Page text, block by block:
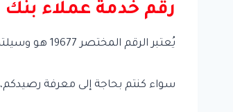
رقم خدمة عملاء
يُعتبر الرقم المختصر 19677 هو وسيلتكم الأسرع للتواصل مع بنك المشرق داخل مصر يمكنكم الاتصال به من أي خط محمول أو أرضي، طوال أيام الأسبوع وعلى مدار الساعة.
سواء كنتم بحاجة إلى معرفة